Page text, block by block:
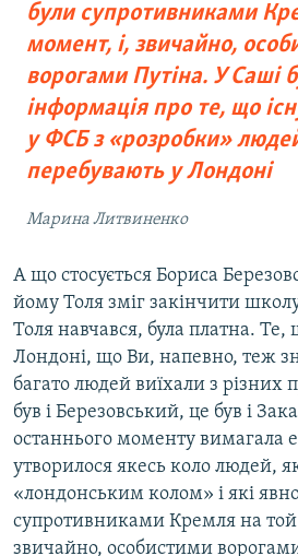
були супротивниками
момент, і, звичайно,
ворогами Путіна. У Саші
інформація про те, що
у ФСБ з «розробки»
перебувають у Лондоні
Марина Литвиненко
А що стосується Бориса
йому Толя зміг закінчити
Толя навчався, була платна. Те,
Лондоні, що Ви, напевно, теж
багато людей виїхали з різних
був і Березовський, це був і
останнього моменту вимагала
утворилося якесь коло людей,
«лондонським колом» і які
супротивниками Кремля на
звичайно, особистими